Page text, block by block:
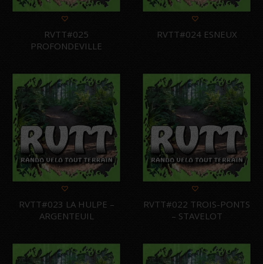
RVTT#025
PROFONDEVILLE
RVTT#024 ESNEUX
RVTT#023 LA HULPE –
ARGENTEUIL
RVTT#022 TROIS-PONTS
– STAVELOT